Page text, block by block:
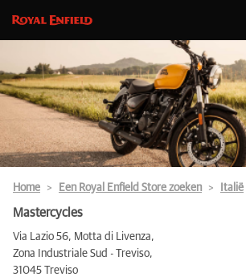
Home Een Royal Enfield Store zoeken Italië
Mastercycles
Via Lazio 56, Motta di Livenza,
Zona Industriale Sud - Treviso,
31045 Treviso